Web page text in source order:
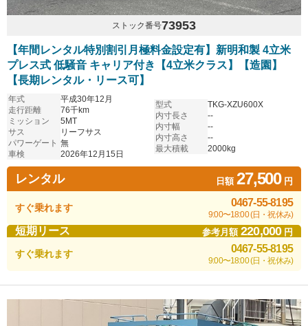
ストック番号73953
【年間レンタル特別割引月極料金設定有】新明和製 4立米
プレス式 低騒音 キャリア付き【4立米クラス】【造園】
【長期レンタル・リース可】
年式
平成30年12月
走行距離
76千km
ミッション
5MT
サス
リーフサス
パワーゲート 無
車検
2026年12月15日
型式
TKG-XZU600X
内寸長さ
--
内寸幅
--
内寸高さ
--
最大積載
2000kg
レンタル 日額27,500円
すぐ乗れます 0467-55-8195
9:00〜18:00 (日・祝休み)
短期リース 参考月額220,000円
すぐ乗れます 0467-55-8195
9:00〜18:00 (日・祝休み)